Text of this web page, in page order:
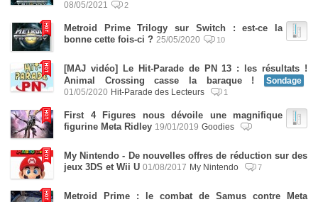
08/05/2021 2
Metroid Prime Trilogy sur Switch : est-ce la
bonne cette fois-ci ? 25/05/2020 10
[MAJ vidéo] Le Hit-Parade de PN 13 : les résultats !
Animal Crossing casse la baraque !
Sondage
01/05/2020 Hit-Parade des Lecteurs 1
First 4 Figures nous dévoile une magnifique
figurine Meta Ridley 19/01/2019 Goodies
My Nintendo - De nouvelles offres de réduction sur des
jeux 3DS et Wii U 01/08/2017 My Nintendo 7
Metroid Prime : le combat de Samus contre Meta